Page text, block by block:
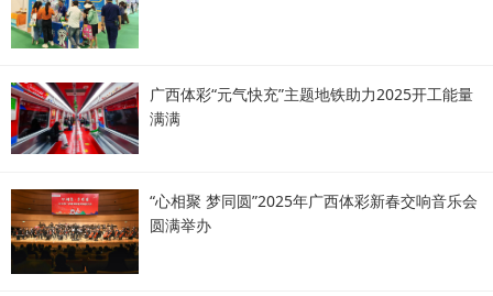
广西体彩“元气快充”主题地铁助力2025开工能量
满满
“心相聚 梦同圆”2025年广西体彩新春交响音乐会
圆满举办